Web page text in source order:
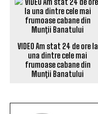
VIDEO Am stat 24 de ore la
una dintre cele mai
frumoase cabane din
Munții Banatului